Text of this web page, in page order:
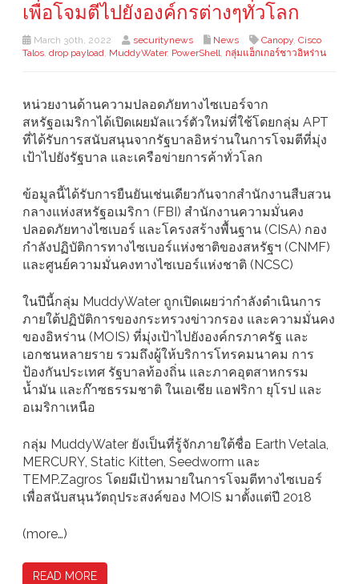
เพื่อโจมตีไปยังองค์กรต่างๆทั่วโลก
March 30th, 2022 securitynews News Canopy, Cisco
Talos, drop payload, MuddyWater, PowerShell, กลุ่มแฮ็กเกอร์ชาวอิหร่าน
หน่วยงานด้านความปลอดภัยทางไซเบอร์จาก
สหรัฐอเมริกาได้เปิดเผยมัลแวร์ตัวใหม่ที่ใช้โดยกลุ่ม APT
ที่ได้รับการสนับสนุนจากรัฐบาลอิหร่านในการโจมตีที่มุ่ง
เป้าไปยังรัฐบาล และเครือข่ายการค้าทั่วโลก
ข้อมูลนี้ได้รับการยืนยันเช่นเดียวกันจากสำนักงานสืบสวน
กลางแห่งสหรัฐอเมริกา (FBI) สำนักงานความมั่นคง
ปลอดภัยทางไซเบอร์ และโครงสร้างพื้นฐาน (CISA) กอง
กำลังปฏิบัติการทางไซเบอร์แห่งชาติของสหรัฐฯ (CNMF)
และศูนย์ความมั่นคงทางไซเบอร์แห่งชาติ (NCSC)
ในปีนี้กลุ่ม MuddyWater ถูกเปิดเผยว่ากำลังดำเนินการ
ภายใต้ปฏิบัติการของกระทรวงข่าวกรอง และความมั่นคง
ของอิหร่าน (MOIS) ที่มุ่งเป้าไปยังองค์กรภาครัฐ และ
เอกชนหลายราย รวมถึงผู้ให้บริการโทรคมนาคม การ
ป้องกันประเทศ รัฐบาลท้องถิ่น และภาคอุตสาหกรรม
น้ำมัน และก๊าซธรรมชาติ ในเอเชีย แอฟริกา ยุโรป และ
อเมริกาเหนือ
กลุ่ม MuddyWater ยังเป็นที่รู้จักภายใต้ชื่อ Earth Vetala,
MERCURY, Static Kitten, Seedworm และ
TEMP.Zagros โดยมีเป้าหมายในการโจมตีทางไซเบอร์
เพื่อสนับสนุนวัตถุประสงค์ของ MOIS มาตั้งแต่ปี 2018
(more…)
READ MORE